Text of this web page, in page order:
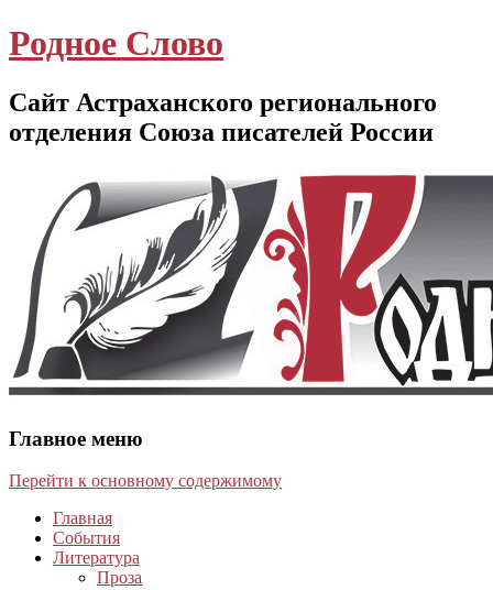
Родное Слово
Сайт Астраханского регионального
отделения Союза писателей России
Главное меню
Перейти к основному содержимому
Главная
События
Литература
Проза